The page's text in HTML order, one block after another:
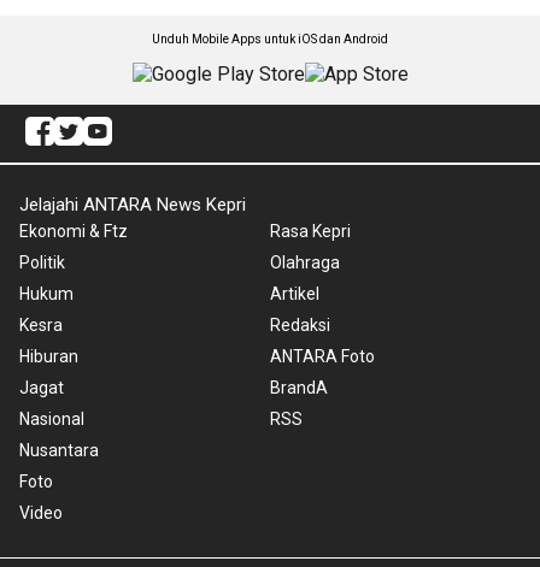
Unduh Mobile Apps untuk iOS dan Android
Jelajahi ANTARA News Kepri
Ekonomi & Ftz
Politik
Hukum
Kesra
Hiburan
Jagat
Nasional
Nusantara
Foto
Video
Rasa Kepri
Olahraga
Artikel
Redaksi
ANTARA Foto
BrandA
RSS